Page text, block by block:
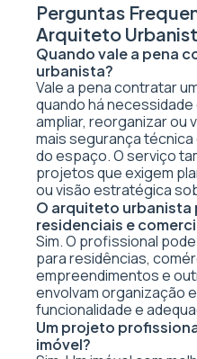
Perguntas
Arquiteto
Quando vale a pena
urbanista?
Vale a pena contratar
quando há
ampliar, reorganizar ou
mais segurança
do espaço. O serviço
projetos que exigem
ou visão estratégica
O arquiteto urbanista
residenciais e
Sim. O profissional
para residências,
empreendimentos e
envolvam organização
funcionalidade e
Um projeto
imóvel?